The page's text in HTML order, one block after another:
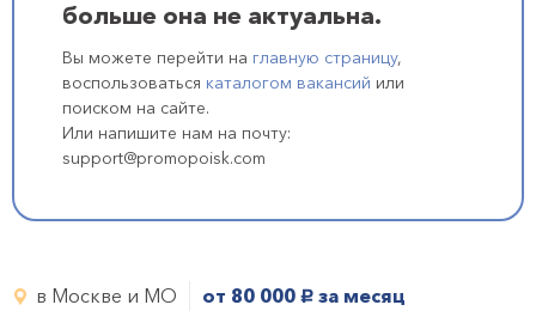
больше она не актуальна.
Вы можете перейти на главную страницу,
воспользоваться каталогом вакансий или
поиском на сайте.
Или напишите нам на почту:
support@promopoisk.com
в Москве и МО от 80 000 руб. за месяц